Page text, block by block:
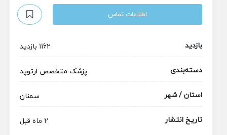
اطلاعات تماس
بازدید
1162 بازدید
دسته‌بندی
پزشک متخصص ارتوپد
استان / شهر
سمنان
تاریخ انتشار
2 ماه قبل